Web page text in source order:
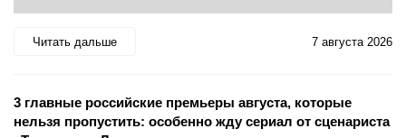
Читать дальше 7 августа 2026
3 главные российские премьеры августа, которые
нельзя пропустить: особенно жду сериал от сценариста